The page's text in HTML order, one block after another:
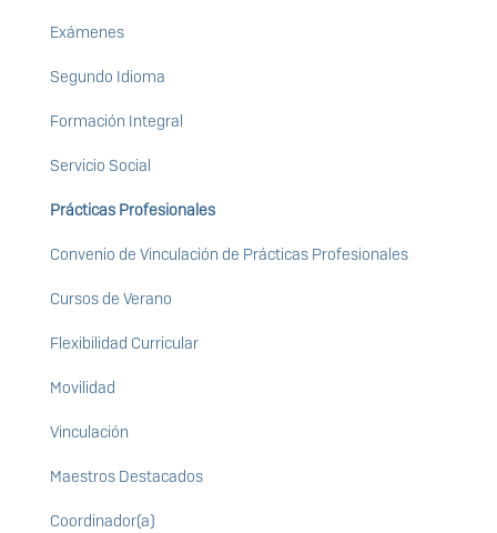
Exámenes
Segundo Idioma
Formación Integral
Servicio Social
Prácticas Profesionales
Convenio de Vinculación de Prácticas Profesionales
Cursos de Verano
Flexibilidad Curricular
Movilidad
Vinculación
Maestros Destacados
Coordinador(a)